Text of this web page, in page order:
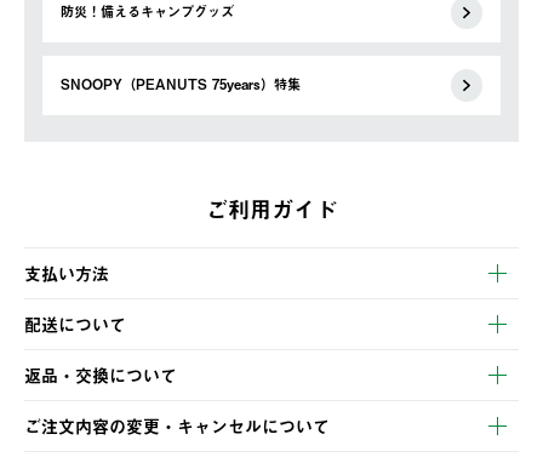
防災！備えるキャンプグッズ
SNOOPY（PEANUTS 75years）特集
ご利用ガイド
支払い方法
以下のいずれかの方法でお支払いいただけます。
・クレジットカード決済
・コンビニ決済
・Pay-easy決済
配送について
【発送スケジュール】
ご注文・ご入金完了より2営業日以内に商品を発送いたします。
土日祝の発送はございませんので、木曜日以降のご注文は週明け
の発送となる場合がございます。
返品・交換について
※お客様都合の場合
ご注文内容の変更・キャンセルについて